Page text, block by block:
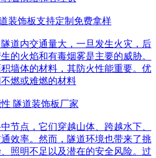
装饰板支持定制免费拿样
道内交通量大，一旦发生火灾，后
的火焰和有毒烟雾是主要的威胁。
墙体的材料，其防火性能重要。优
燃或难燃的材料
隧道装饰板厂家
节点，它们穿越山体、跨越水下、
效率。然而，隧道环境也带来了挑
照明不足以及潜在的安全风险。过